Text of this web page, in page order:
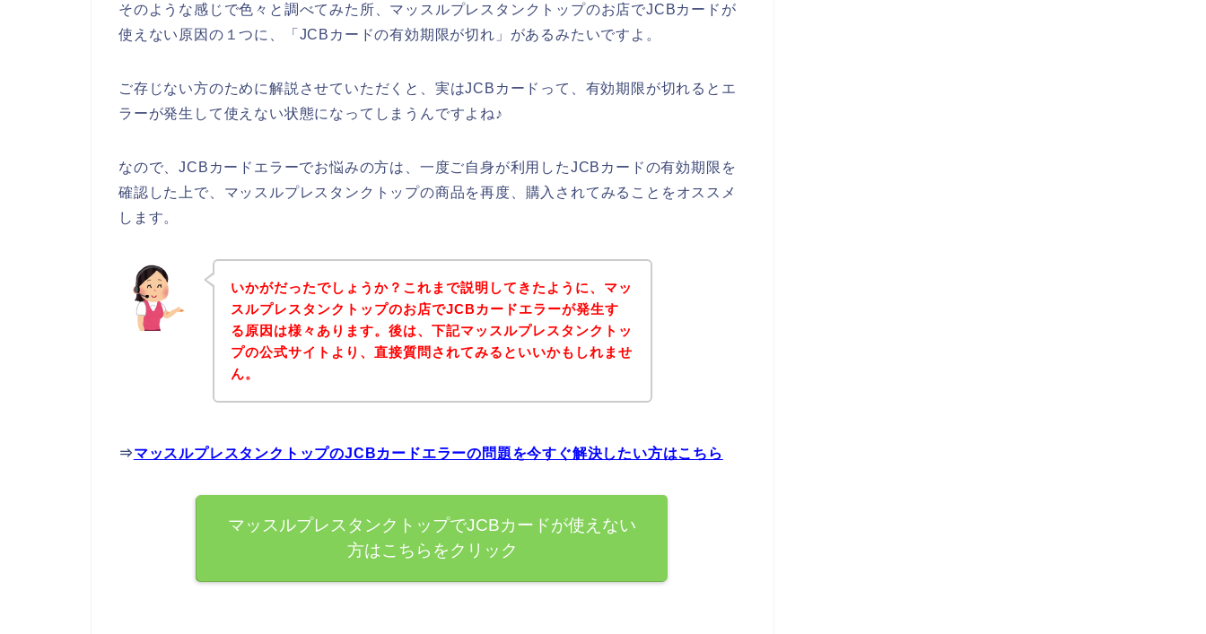
そのような感じで色々と調べてみた所、マッスルプレスタンクトップのお店でJCBカードが
使えない原因の１つに、「JCBカードの有効期限が切れ」があるみたいですよ。
ご存じない方のために解説させていただくと、実はJCBカードって、有効期限が切れるとエ
ラーが発生して使えない状態になってしまうんですよね♪
なので、JCBカードエラーでお悩みの方は、一度ご自身が利用したJCBカードの有効期限を
確認した上で、マッスルプレスタンクトップの商品を再度、購入されてみることをオススメ
します。
いかがだったでしょうか？これまで説明してきたように、マッ
スルプレスタンクトップのお店でJCBカードエラーが発生す
る原因は様々あります。後は、下記マッスルプレスタンクトッ
プの公式サイトより、直接質問されてみるといいかもしれませ
ん。
⇒マッスルプレスタンクトップのJCBカードエラーの問題を今すぐ解決したい方はこちら
マッスルプレスタンクトップでJCBカードが使えない
方はこちらをクリック